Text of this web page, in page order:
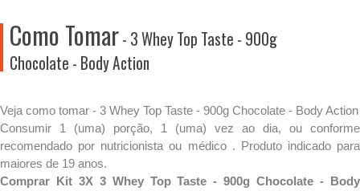
Como Tomar- 3 Whey Top Taste - 900g
Chocolate - Body Action
Veja como tomar - 3 Whey Top Taste - 900g Chocolate - Body Action
Consumir 1 (uma) porção, 1 (uma) vez ao dia, ou conforme
recomendado por nutricionista ou médico . Produto indicado para
maiores de 19 anos.
Comprar Kit 3X 3 Whey Top Taste - 900g Chocolate - Body